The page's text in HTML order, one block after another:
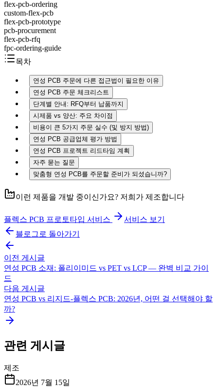
flex-pcb-ordering
custom-flex-pcb
flex-pcb-prototype
pcb-procurement
flex-pcb-rfq
fpc-ordering-guide
목차
연성 PCB 주문에 다른 접근법이 필요한 이유
연성 PCB 주문 체크리스트
단계별 안내: RFQ부터 납품까지
시제품 vs 양산: 주요 차이점
비용이 큰 5가지 주문 실수 (및 방지 방법)
연성 PCB 공급업체 평가 방법
연성 PCB 프로젝트 리드타임 계획
자주 묻는 질문
맞춤형 연성 PCB를 주문할 준비가 되셨습니까?
이런 제품을 개발 중이신가요? 저희가 제조합니다
플렉스 PCB 프로토타입 서비스
서비스 보기
블로그로 돌아가기
이전 게시글
연성 PCB 소재: 폴리이미드 vs PET vs LCP — 완벽 비교 가이
드
다음 게시글
연성 PCB vs 리지드-플렉스 PCB: 2026년, 어떤 걸 선택해야 할
까?
관련 게시글
제조
2026년 7월 15일